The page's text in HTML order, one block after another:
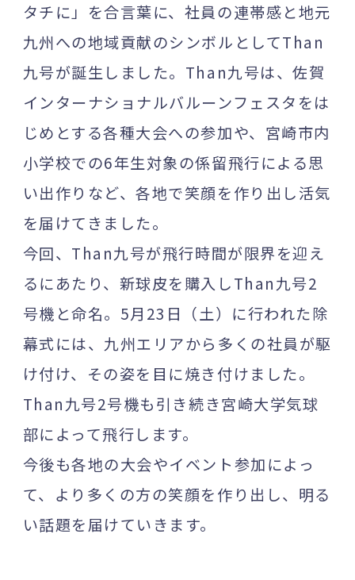
タチに」を合言葉に、社員の連帯感と地元
九州への地域貢献のシンボルとしてThan
九号が誕生しました。Than九号は、佐賀
インターナショナルバルーンフェスタをは
じめとする各種大会への参加や、宮崎市内
小学校での6年生対象の係留飛行による思
い出作りなど、各地で笑顔を作り出し活気
を届けてきました。
今回、Than九号が飛行時間が限界を迎え
るにあたり、新球皮を購入しThan九号2
号機と命名。5月23日（土）に行われた除
幕式には、九州エリアから多くの社員が駆
け付け、その姿を目に焼き付けました。
Than九号2号機も引き続き宮崎大学気球
部によって飛行します。
今後も各地の大会やイベント参加によっ
て、より多くの方の笑顔を作り出し、明る
い話題を届けていきます。